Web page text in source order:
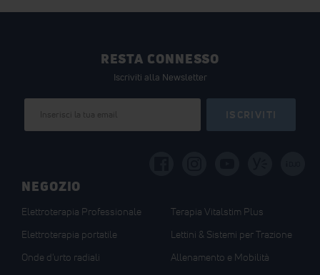
RESTA CONNESSO
Iscriviti alla Newsletter
alla
ISCRIVITI
NEGOZIO
Elettroterapia Professionale
Elettroterapia portatile
Onde d'urto radiali
Terapia Vitalstim Plus
Lettini & Sistemi per Trazione
Allenamento e Mobilità